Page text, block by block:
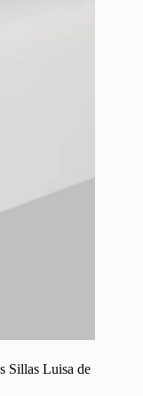
Sillas Luisa de